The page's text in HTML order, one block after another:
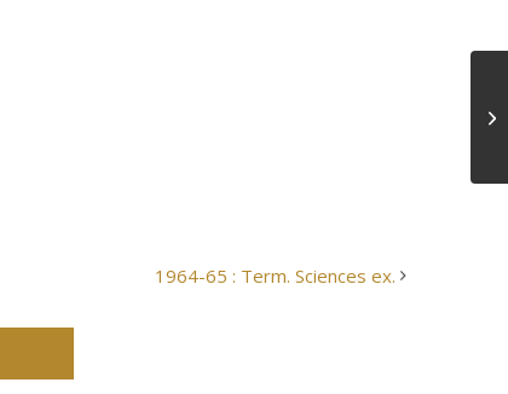
1964-65 : Term. Sciences ex.